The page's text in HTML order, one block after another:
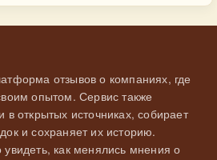
отзывов о компаниях, где
опытом. Сервис также
в открытых источниках, собирает
и сохраняет их историю.
как менялись мнения о